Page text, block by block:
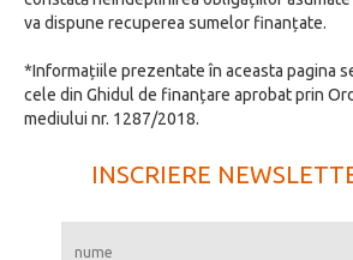
va dispune recuperea sumelor finanțate.
*Informațiile prezentate în aceasta pagina
cele din Ghidul de finanțare aprobat prin
mediului nr. 1287/2018.
INSCRIERE